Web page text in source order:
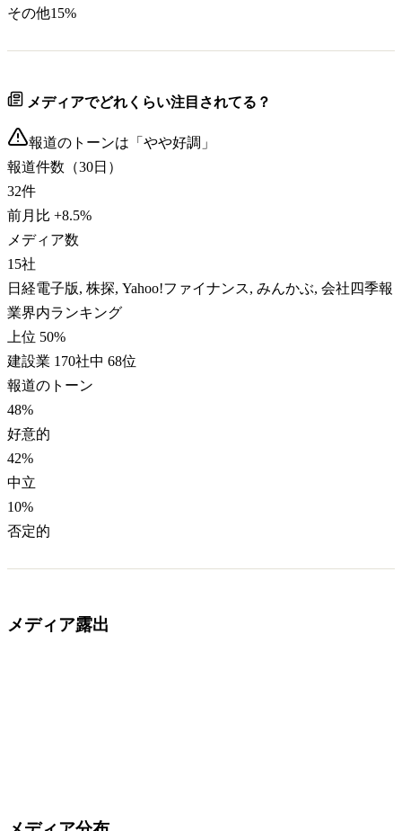
その他15%
メディアでどれくらい注目されてる？
報道のトーンは「 やや好調 」
報道件数（30日）
32件
前月比 +8.5%
メディア数
15社
日経電子版, 株探, Yahoo!ファイナンス, みんかぶ, 会社四季報
業界内ランキング
上位 50%
建設業 170社中 68位
報道のトーン
48%
好意的
42%
中立
10%
否定的
メディア露出